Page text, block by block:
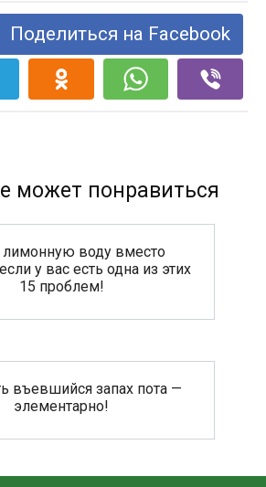
Поделиться на Facebook
может понравиться
лимонную воду вместо
у вас есть одна из этих
15 проблем!
въевшийся запах пота —
элементарно!